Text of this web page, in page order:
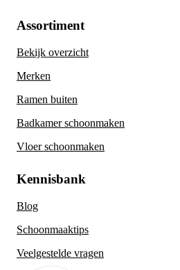
Assortiment
Bekijk overzicht
Merken
Ramen buiten
Badkamer schoonmaken
Vloer schoonmaken
Kennisbank
Blog
Schoonmaaktips
Veelgestelde vragen